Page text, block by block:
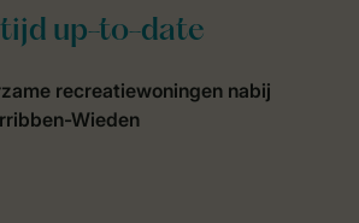
up-to-date
recreatiewoningen nabij
Wieden